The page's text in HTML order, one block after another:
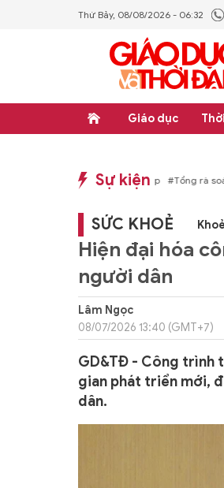
Thứ Bảy, 08/08/2026 - 06:32
Giáo dục
Sự kiện
#Thực học - Thực nghiệp #Tổng rà soát
SỨC KHOẺ
Hiện đại hóa
người dân
Lâm Ngọc
08/07/2026 13:40 (GMT+7)
GD&TĐ - Công trình
gian phát triển mới,
dân.